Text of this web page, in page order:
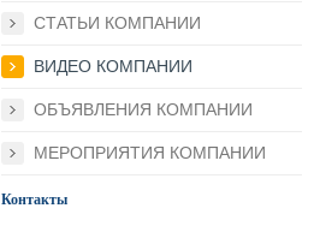
СТАТЬИ КОМПАНИИ
ВИДЕО КОМПАНИИ
ОБЪЯВЛЕНИЯ КОМПАНИИ
МЕРОПРИЯТИЯ КОМПАНИИ
Контакты